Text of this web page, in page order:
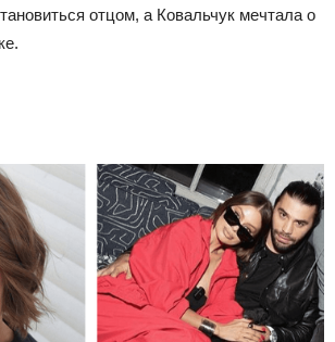
отцом, а Ковальчук мечтала о